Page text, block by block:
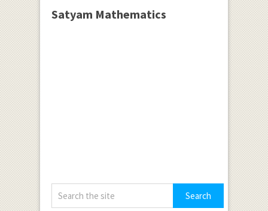
12x }^{ 2 }{ -15x
}^{ 2 }-\frac { 42{
+\frac { 45 }{ 2 }
-\frac { 21 }{ 4 }
Satyam Mathematics